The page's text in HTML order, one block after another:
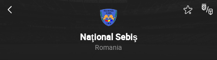
Naţional Sebiş
Romania